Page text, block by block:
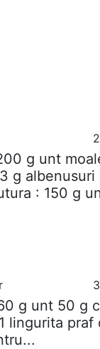
g unt
g
: 150 g
g unt 50 g
lingurita